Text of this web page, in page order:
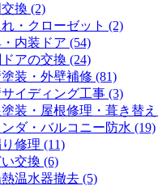
換 (2)
・クローゼット (2)
内装ドア (54)
アの交換 (24)
装・外壁補修 (81)
イディング工事 (3)
塗装・屋根修理・葺き替え
ダ・バルコニー防水 (19)
修理 (11)
交換 (6)
温水器撤去 (5)